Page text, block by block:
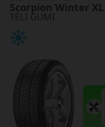
TÉLI GUMI
Scorpion Winter XL